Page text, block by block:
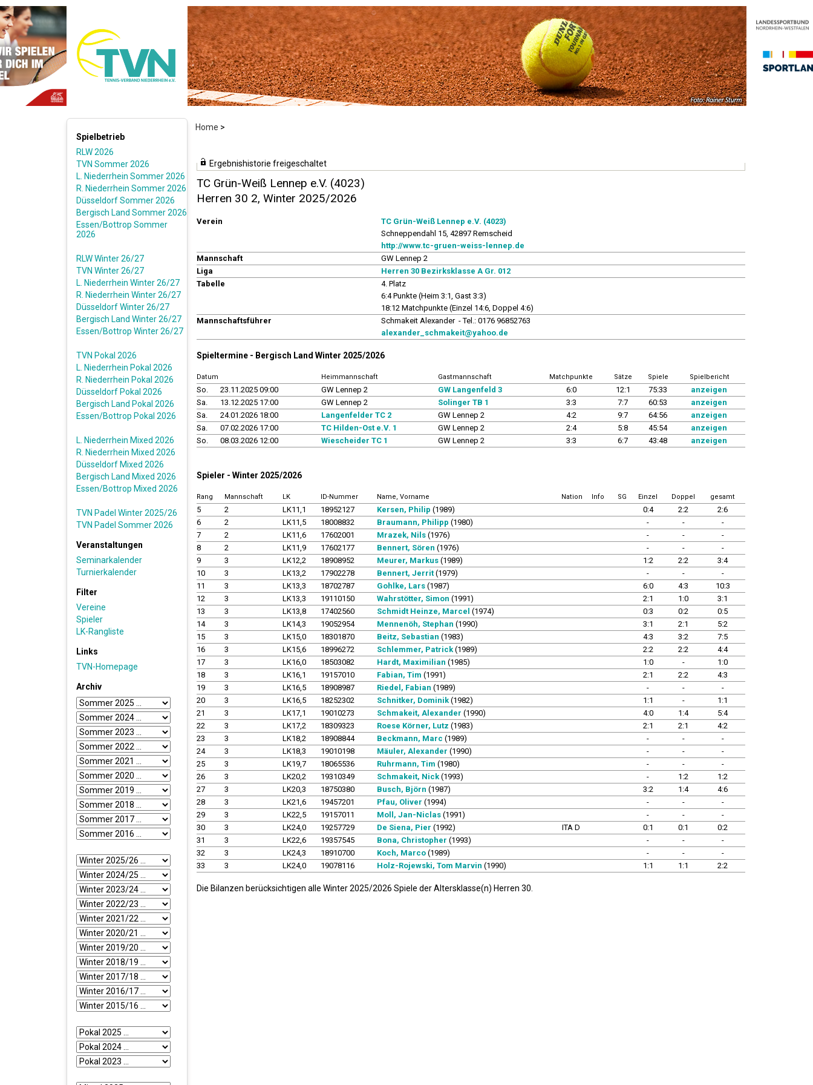
Home >
Spielbetrieb
RLW 2026
TVN Sommer 2026
L. Niederrhein Sommer 2026
R. Niederrhein Sommer 2026
Düsseldorf Sommer 2026
Bergisch Land Sommer 2026
Essen/Bottrop Sommer
2026
RLW Winter 26/27
TVN Winter 26/27
L. Niederrhein Winter 26/27
R. Niederrhein Winter 26/27
Düsseldorf Winter 26/27
Bergisch Land Winter 26/27
Essen/Bottrop Winter 26/27
TVN Pokal 2026
L. Niederrhein Pokal 2026
R. Niederrhein Pokal 2026
Düsseldorf Pokal 2026
Bergisch Land Pokal 2026
Essen/Bottrop Pokal 2026
L. Niederrhein Mixed 2026
R. Niederrhein Mixed 2026
Düsseldorf Mixed 2026
Bergisch Land Mixed 2026
Essen/Bottrop Mixed 2026
TVN Padel Winter 2025/26
TVN Padel Sommer 2026
Veranstaltungen
Seminarkalender
Turnierkalender
Filter
Vereine
Spieler
LK-Rangliste
Links
TVN-Homepage
Archiv
Ergebnishistorie freigeschaltet
TC Grün-Weiß Lennep e.V. (4023)
Herren 30 2, Winter 2025/2026
Verein
TC Grün-Weiß Lennep e.V. (4023)
Schneppendahl 15, 42897 Remscheid
http://www.tc-gruen-weiss-lennep.de
Mannschaft
GW Lennep 2
Liga
Herren 30 Bezirksklasse A Gr. 012
Tabelle
4. Platz
6:4 Punkte (Heim 3:1, Gast 3:3)
18:12 Matchpunkte (Einzel 14:6, Doppel 4:6)
Mannschaftsführer
Schmakeit Alexander - Tel.: 0176 96852763
alexander_schmakeit@yahoo.de
Spieltermine - Bergisch Land Winter 2025/2026
Datum Heimmannschaft Gastmannschaft Matchpunkte Sätze Spiele Spielbericht
So. 23.11.2025 09:00 GW Lennep 2 GW Langenfeld 3 6:0 12:1 75:33
anzeigen
Sa.
13.12.2025 17:00 GW Lennep 2 Solinger TB 1 3:3 7:7 60:53
anzeigen
Sa.
24.01.2026 18:00 Langenfelder TC 2 GW Lennep 2 4:2 9:7 64:56
anzeigen
Sa.
07.02.2026 17:00 TC Hilden-Ost e.V. 1 GW Lennep 2 2:4 5:8 45:54
anzeigen
So.
08.03.2026 12:00 Wiescheider TC 1 GW Lennep 2 3:3 6:7 43:48 anzeigen
Spieler - Winter 2025/2026
Rang Mannschaft LK ID-Nummer Name, Vorname Nation Info SG Einzel Doppel gesamt
5 2 LK11,1 18952127 Kersen, Philip (1989) 0:4 2:2
2:6
6
2 LK11,5 18008832 Braumann, Philipp (1980) - -
-
7
2 LK11,6 17602001 Mrazek, Nils (1976) - -
-
8
2 LK11,9 17602177 Bennert, Sören (1976) - -
-
9
3 LK12,2 18908952 Meurer, Markus (1989) 1:2 2:2
3:4
10
3 LK13,2 17902278 Bennert, Jerrit (1979) - -
-
11
3 LK13,3 18702787 Gohlke, Lars (1987) 6:0 4:3
10:3
12
3 LK13,3 19110150 Wahrstötter, Simon (1991) 2:1 1:0
3:1
13
3 LK13,8 17402560 Schmidt Heinze, Marcel (1974) 0:3 0:2
0:5
14
3 LK14,3 19052954 Mennenöh, Stephan (1990) 3:1 2:1
5:2
15
3 LK15,0 18301870 Beitz, Sebastian (1983) 4:3 3:2
7:5
16
3 LK15,6 18996272 Schlemmer, Patrick(1989) 2:2 2:2
4:4
17
3 LK16,0 18503082 Hardt, Maximilian (1985) 1:0 -
1:0
18
3 LK16,1 19157010 Fabian, Tim (1991) 2:1 2:2
4:3
19
3 LK16,5 18908987 Riedel, Fabian (1989) - -
-
20
3 LK16,5 18252302 Schnitker, Dominik(1982) 1:1 -
1:1
21
3 LK17,1 19010273 Schmakeit, Alexander (1990) 4:0 1:4
5:4
22
3 LK17,2 18309323 Roese Körner, Lutz (1983) 2:1 2:1
4:2
23
3 LK18,2 18908844 Beckmann, Marc (1989) - -
-
24
3 LK18,3 19010198 Mäuler, Alexander (1990) - -
-
25
3 LK19,7 18065536 Ruhrmann, Tim (1980) - -
-
26
3 LK20,2 19310349 Schmakeit, Nick(1993) - 1:2
1:2
27
3 LK20,3 18750380 Busch, Björn (1987) 3:2 1:4
4:6
28
3 LK21,6 19457201 Pfau, Oliver (1994) - -
-
29
3 LK22,5 19157011 Moll, Jan-Niclas (1991) - -
-
30
3 LK24,0 19257729 De Siena, Pier (1992) ITA D 0:1 0:1
0:2
31
3 LK22,6 19357545 Bona, Christopher (1993) - -
-
32
3 LK24,3 18910700 Koch, Marco (1989) - -
-
33
3 LK24,0 19078116 Holz-Rojewski, Tom Marvin (1990) 1:1 1:1 2:2
Die Bilanzen berücksichtigen alle Winter 2025/2026 Spiele der Altersklasse(n) Herren 30.